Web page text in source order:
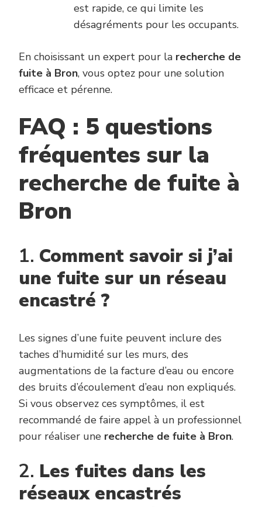
est rapide, ce qui limite les
désagréments pour les occupants.
En choisissant un expert pour la recherche de
fuite à Bron, vous optez pour une solution
efficace et pérenne.
FAQ : 5 questions
fréquentes sur la
recherche de fuite à
Bron
1. Comment savoir si j’ai
une fuite sur un réseau
encastré ?
Les signes d’une fuite peuvent inclure des
taches d’humidité sur les murs, des
augmentations de la facture d’eau ou encore
des bruits d’écoulement d’eau non expliqués.
Si vous observez ces symptômes, il est
recommandé de faire appel à un professionnel
pour réaliser une recherche de fuite à Bron.
2. Les fuites dans les
réseaux encastrés